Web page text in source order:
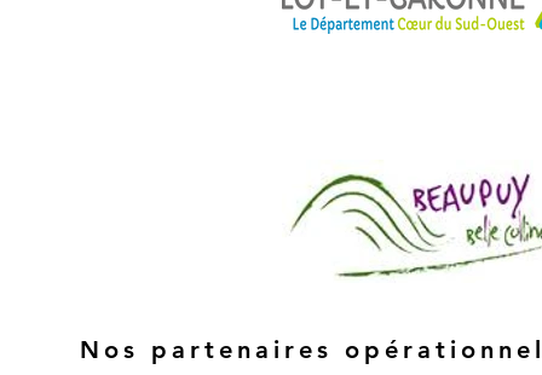
Nos partenaires